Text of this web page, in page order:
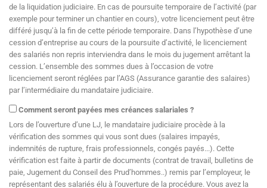
de la liquidation judiciaire. En cas de poursuite temporaire de l’activité (par
exemple pour terminer un chantier en cours), votre licenciement peut être
différé jusqu’à la fin de cette période temporaire. Dans l’hypothèse d’une
cession d’entreprise au cours de la poursuite d’activité, le licenciement
des salariés non repris interviendra dans le mois du jugement arrêtant la
cession. L’ensemble des sommes dues à l’occasion de votre
licenciement seront réglées par l’AGS (Assurance garantie des salaires)
par l’intermédiaire du mandataire judiciaire.
Comment seront payées mes créances salariales ?
Lors de l’ouverture d’une LJ, le mandataire judiciaire procède à la
vérification des sommes qui vous sont dues (salaires impayés,
indemnités de rupture, frais professionnels, congés payés...). Cette
vérification est faite à partir de documents (contrat de travail, bulletins de
paie, Jugement du Conseil des Prud’hommes..) remis par l’employeur, le
représentant des salariés élu à l’ouverture de la procédure. Vous avez la